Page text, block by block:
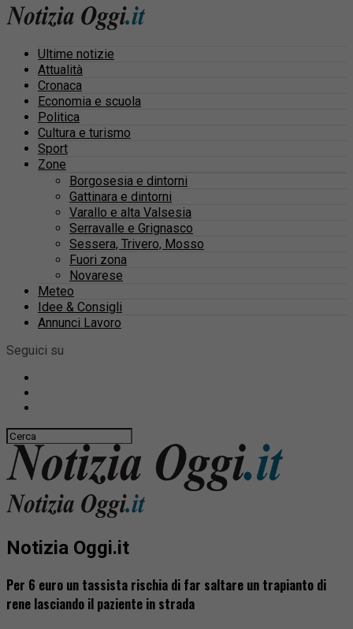
Ultime notizie
Attualità
Cronaca
Economia e scuola
Politica
Cultura e turismo
Sport
Zone
Borgosesia e dintorni
Gattinara e dintorni
Varallo e alta Valsesia
Serravalle e Grignasco
Sessera, Trivero, Mosso
Fuori zona
Novarese
Meteo
Idee & Consigli
Annunci Lavoro
Seguici su
Notizia Oggi.it
Per 6 euro un tassista rischia di far saltare un trapianto di
rene lasciando il paziente in strada